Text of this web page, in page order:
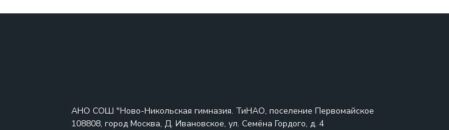
АНО СОШ "Ново-Никольская гимназия. ТиНАО, поселение Первомайское
108808, город Москва, Д. Ивановское, ул. Семёна Гордого, д. 4